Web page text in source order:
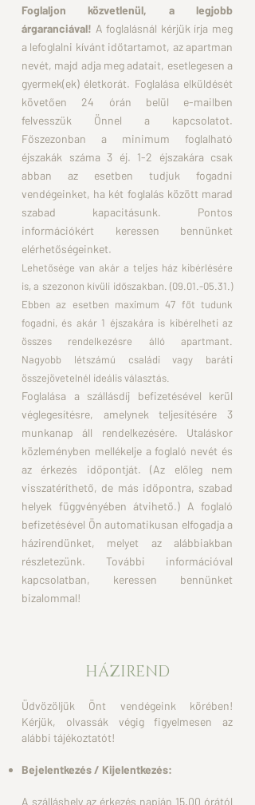
Foglaljon közvetlenül, a legjobb
árgaranciával! A foglalásnál kérjük írja meg
a lefoglalni kívánt időtartamot, az apartman
nevét, majd adja meg adatait, esetlegesen a
gyermek(ek) életkorát. Foglalása elküldését
követően 24 órán belül e-mailben
felvesszük Önnel a kapcsolatot.
Főszezonban a minimum foglalható
éjszakák száma 3 éj. 1-2 éjszakára csak
abban az esetben tudjuk fogadni
vendégeinket, ha két foglalás között marad
szabad kapacitásunk. Pontos
információkért keressen bennünket
elérhetőségeinket.
Lehetősége van akár a teljes ház kibérlésére
is, a szezonon kívüli időszakban. (09.01.-05.31 .)
Ebben az esetben maximum 47 főt tudunk
fogadni, és akár 1 éjszakára is kibérelheti az
összes rendelkezésre álló apartmant.
Nagyobb létszámú családi vagy baráti
összejövetelnél ideális választás.
Foglalása a szállásdíj befizetésével kerül
véglegesítésre, amelynek teljesítésére 3
munkanap áll rendelkezésére. Utaláskor
közleményben mellékelje a foglaló nevét és
az érkezés időpontját. (Az előleg nem
visszatéríthető, de más időpontra, szabad
helyek függvényében átvihető.) A foglaló
befizetésével Ön automatikusan elfogadja a
házirendünket, melyet az alábbiakban
részletezünk. További információval
kapcsolatban, keressen bennünket
bizalommal!
HÁZIREND
Üdvözöljük Önt vendégeink körében!
Kérjük, olvassák végig figyelmesen az
alábbi tájékoztatót!
Bejelentkezés / Kijelentkezés:
A szálláshely az érkezés napján 15.00 órától